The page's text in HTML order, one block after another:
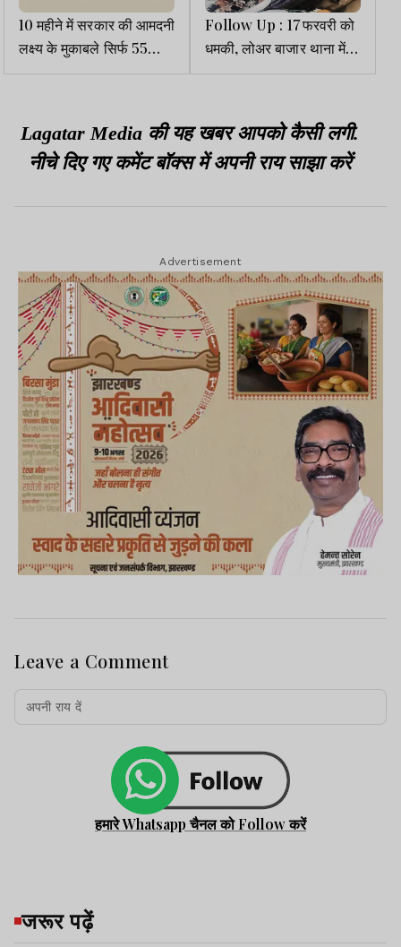
10 महीने में सरकार की आमदनी
लक्ष्य के मुकाबले सिर्फ 55
प्रतिशत
Follow Up : 17 फरवरी को
धमकी, लोअर बाजार थाना में
FIR, कार्रवाई कुछ नहीं, 19 को
Lagatar Media की यह खबर आपको कैसी लगी.
नीचे दिए गए कमेंट बॉक्स में अपनी राय साझा करें
Advertisement
Leave a Comment
हमारे Whatsapp चैनल को Follow करें
जरूर पढ़ें